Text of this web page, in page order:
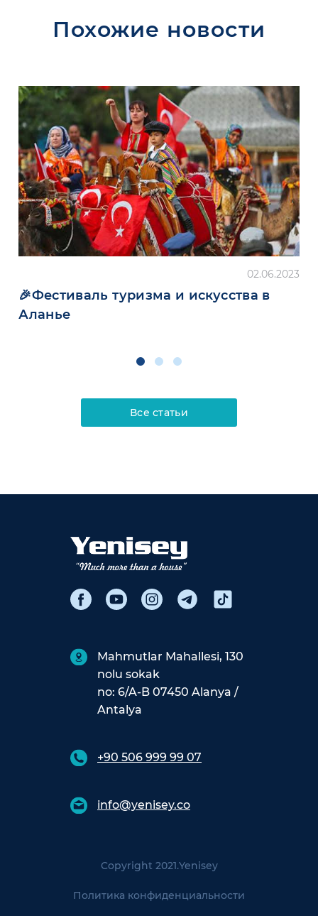
Похожие новости
02.06.2023
🎉Фестиваль туризма и искусства в
Аланье
Все статьи
Mahmutlar Mahallesi, 130
nolu sokak
no: 6/A-B 07450 Alanya /
Antalya
+90 506 999 99 07
info@yenisey.co
Copyright 2021.Yenisey
Политика конфиденциальности